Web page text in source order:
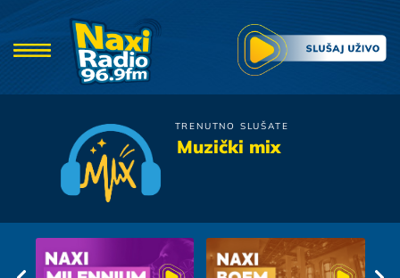
TRENUTNO SLUŠATE
Muzički mix
Nevena Bozovic